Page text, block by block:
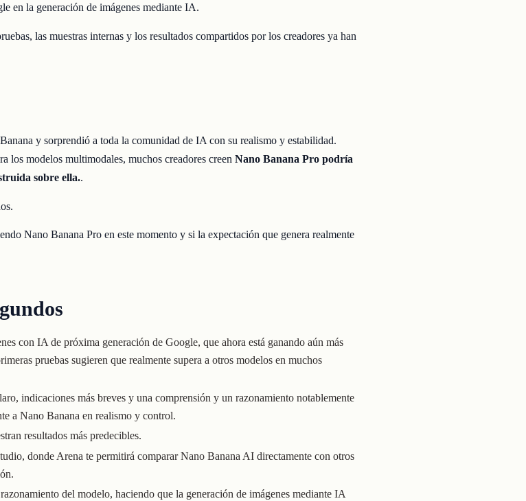
en la generación de imágenes mediante IA.
las muestras internas y los resultados compartidos por los creadores ya han
y sorprendió a toda la comunidad de IA con su realismo y estabilidad.
los modelos multimodales, muchos creadores creenNano Banana Pro podría
sobre ella..
Nano Banana Pro en este momento y si la expectación que genera realmente
con IA de próxima generación de Google, que ahora está ganando aún más
pruebas sugieren que realmente supera a otros modelos en muchos
indicaciones más breves y una comprensión y un razonamiento notablemente
a Nano Banana en realismo y control.
resultados más predecibles.
donde Arena te permitirá comparar Nano Banana AI directamente con otros
del modelo, haciendo que la generación de imágenes mediante IA